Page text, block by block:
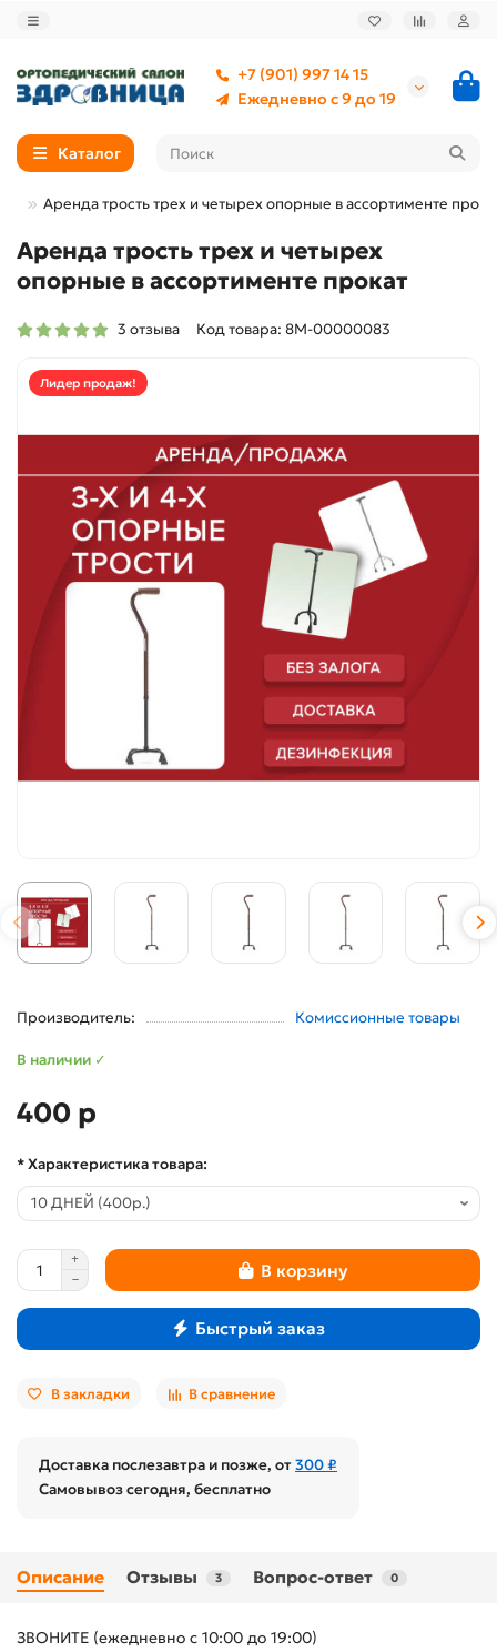
+7 (901) 997 14 15
Ежедневно с 9 до 19
Каталог
Аренда трость трех и четырех опорные в ассортименте
Аренда трость трех и четырех
опорные в ассортименте прокат
3 отзыва Код товара: 8М-00000083
Лидер продаж!
Производитель: Комиссионные товары
В наличии ✓
400 р
* Характеристика товара:
В корзину
Быстрый заказ
В закладки В сравнение
Доставка послезавтра и позже, от300 ₽
Самовывоз сегодня, бесплатно
Описание Отзывы 3 Вопрос-ответ 0
ЗВОНИТЕ (ежедневно с 10:00 до 19:00)